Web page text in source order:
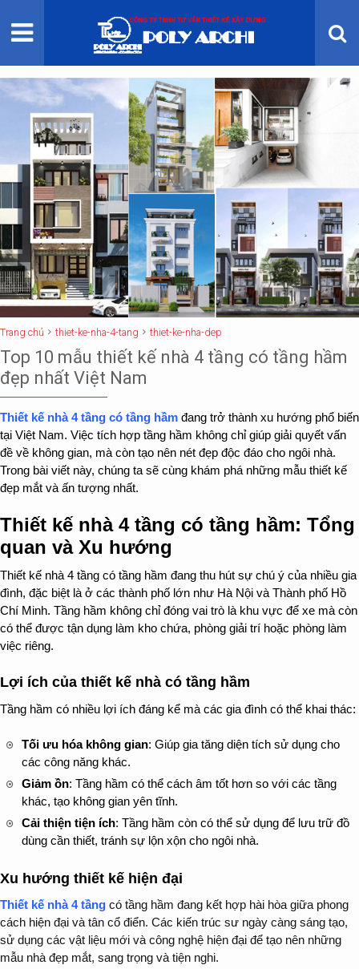
Trang chủ thiet-ke-nha-4-tang thiet-ke-nha-dep
Top 10 mẫu thiết kế nhà 4 tầng có tầng hầm
đẹp nhất Việt Nam
Thiết kế nhà 4 tầng có tầng hầm đang trở thành xu hướng phổ biến
tại Việt Nam. Việc tích hợp tầng hầm không chỉ giúp giải quyết vấn
đề về không gian, mà còn tạo nên nét đẹp độc đáo cho ngôi nhà.
Trong bài viết này, chúng ta sẽ cùng khám phá những mẫu thiết kế
đẹp mắt và ấn tượng nhất.
Thiết kế nhà 4 tầng có tầng hầm: Tổng
quan và Xu hướng
Thiết kế nhà 4 tầng có tầng hầm đang thu hút sự chú ý của nhiều gia
đình, đặc biệt là ở các thành phố lớn như Hà Nội và Thành phố Hồ
Chí Minh. Tầng hầm không chỉ đóng vai trò là khu vực để xe mà còn
có thể được tận dụng làm kho chứa, phòng giải trí hoặc phòng làm
việc riêng.
Lợi ích của thiết kế nhà có tầng hầm
Tầng hầm có nhiều lợi ích đáng kể mà các gia đình có thể khai thác:
Tối ưu hóa không gian: Giúp gia tăng diện tích sử dụng cho
các công năng khác.
Giảm ồn: Tầng hầm có thể cách âm tốt hơn so với các tầng
khác, tạo không gian yên tĩnh.
Cải thiện tiện ích: Tầng hầm còn có thể sử dụng để lưu trữ đồ
dùng cần thiết, tránh sự lộn xộn cho ngôi nhà.
Xu hướng thiết kế hiện đại
Thiết kế nhà 4 tầng có tầng hầm đang kết hợp hài hòa giữa phong
cách hiện đại và tân cổ điển. Các kiến trúc sư ngày càng sáng tạo,
sử dụng các vật liệu mới và công nghệ hiện đại để tạo nên những
mẫu nhà đẹp mắt, sang trọng và tiện nghi.
TRANG CHỦ
THIẾT KẾ KIẾN TRÚC
THI CÔNG XÂY DỰNG
BẢNG GIÁ